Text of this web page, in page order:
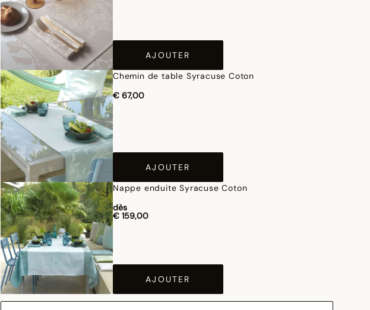
AJOUTER
Chemin de table Syracuse Coton
€ 67,00
AJOUTER
Nappe enduite Syracuse Coton
dès
€ 159,00
AJOUTER